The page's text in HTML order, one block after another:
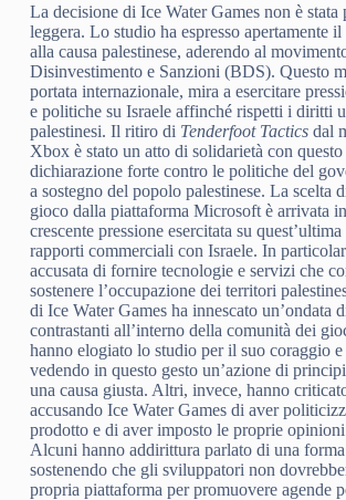
La decisione di Ice Water Games non è stata
leggera. Lo studio ha espresso apertamente
alla causa palestinese, aderendo al
Disinvestimento e Sanzioni (BDS). Questo
portata internazionale, mira a esercitare
e politiche su Israele affinché rispetti i diritti
palestinesi. Il ritiro di Tenderfoot Tacticsdal
Xbox è stato un atto di solidarietà con
dichiarazione forte contro le politiche del
a sostegno del popolo palestinese. La scelta
gioco dalla piattaforma Microsoft è arrivata
crescente pressione esercitata su
rapporti commerciali con Israele. In
accusata di fornire tecnologie e servizi che
sostenere l’occupazione dei territori
di Ice Water Games ha innescato un’ondata
contrastanti all’interno della comunità dei
hanno elogiato lo studio per il suo coraggio e
vedendo in questo gesto un’azione di
una causa giusta. Altri, invece, hanno
accusando Ice Water Games di aver
prodotto e di aver imposto le proprie
Alcuni hanno addirittura parlato di una
sostenendo che gli sviluppatori non
propria piattaforma per promuovere agende